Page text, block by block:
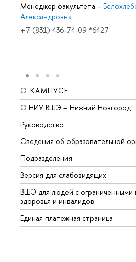
Менеджер факультета –
Александровна
+7 (831) 436-74-09 *6427
О КАМПУСЕ
О НИУ ВШЭ – Нижний Новгород
Руководство
Сведения об образовательной
Подразделения
Версия для слабовидящих
ВШЭ для людей с ограниченными
здоровья и инвалидов
Единая платежная страница